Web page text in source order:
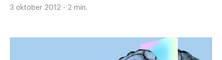
3 oktober 2012 - 2 min.